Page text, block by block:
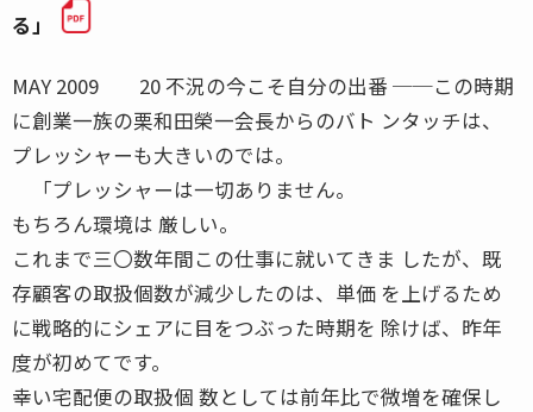
る」
MAY 2009 20 不況の今こそ自分の出番 ──この時期
に創業一族の栗和田榮一会長からのバト ンタッチは、
プレッシャーも大きいのでは。
「プレッシャーは一切ありません。
もちろん環境は 厳しい。
これまで三〇数年間この仕事に就いてきま したが、既
存顧客の取扱個数が減少したのは、単価 を上げるため
に戦略的にシェアに目をつぶった時期を 除けば、昨年
度が初めてです。
幸い宅配便の取扱個 数としては前年比で微増を確保し